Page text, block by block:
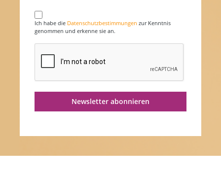
Ich habe die Datenschutzbestimmungen zur Kenntnis
genommen und erkenne sie an.
Newsletter abonnieren